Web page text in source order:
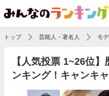
トップ 芸能人・著名人 モ
【人気投票 1~26位
ンキング！キャンキ